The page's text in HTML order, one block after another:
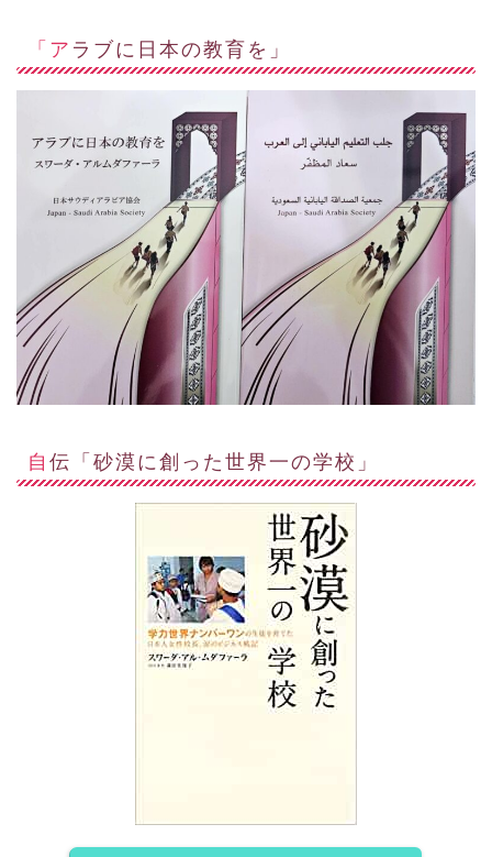
「アラブに日本の教育を」
自伝「砂漠に創った世界一の学校」